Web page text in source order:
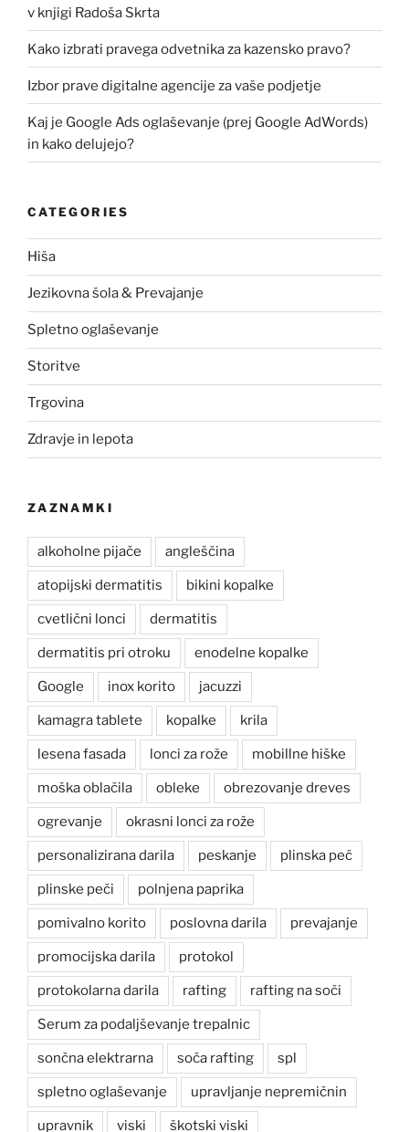
v knjigi Radoša Skrta
Kako izbrati pravega odvetnika za kazensko pravo?
Izbor prave digitalne agencije za vaše podjetje
Kaj je Google Ads oglaševanje (prej Google AdWords)
in kako delujejo?
CATEGORIES
Hiša
Jezikovna šola & Prevajanje
Spletno oglaševanje
Storitve
Trgovina
Zdravje in lepota
ZAZNAMKI
alkoholne pijače angleščina
atopijski dermatitis bikini kopalke
cvetlični lonci dermatitis
dermatitis pri otroku enodelne kopalke
Google inox korito jacuzzi
kamagra tablete kopalke krila
lesena fasada lonci za rože mobillne hiške
moška oblačila obleke obrezovanje dreves
ogrevanje okrasni lonci za rože
personalizirana darila peskanje plinska peč
plinske peči polnjena paprika
pomivalno korito poslovna darila prevajanje
promocijska darila protokol
protokolarna darila rafting rafting na soči
Serum za podaljševanje trepalnic
sončna elektrarna soča rafting spl
spletno oglaševanje upravljanje nepremičnin
upravnik viski škotski viski